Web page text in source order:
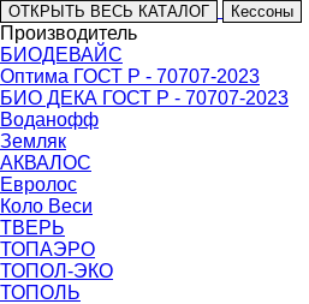
ОТКРЫТЬ ВЕСЬ КАТАЛОГ Кессоны
Производитель
БИОДЕВАЙС
Оптима ГОСТ Р - 70707-2023
БИО ДЕКА ГОСТ Р - 70707-2023
Воданофф
Земляк
АКВАЛОС
Евролос
Коло Веси
ТВЕРЬ
ТОПАЭРО
ТОПОЛ-ЭКО
ТОПОЛЬ